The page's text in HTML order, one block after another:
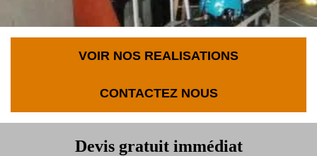
VOIR NOS REALISATIONS
CONTACTEZ NOUS
Devis gratuit immédiat